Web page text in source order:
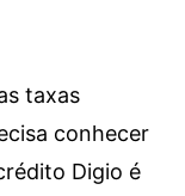
taxas
conhecer
Digio é